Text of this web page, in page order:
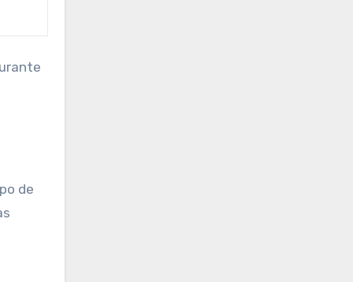
de